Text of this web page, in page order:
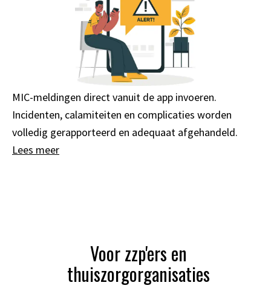
MIC-meldingen direct vanuit de app invoeren.
Incidenten, calamiteiten en complicaties worden
volledig gerapporteerd en adequaat afgehandeld.
Lees meer
Voor zzp'ers en
thuiszorgorganisaties